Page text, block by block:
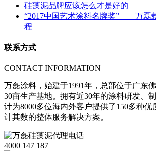
硅藻泥品牌应该怎么才是好的
“2017中国艺术涂料名牌奖”——万磊
程
联系方式
CONTACT INFORMATION
万磊涂料，始建于1991年，总部位于广东
30亩生产基地。拥有近30年的涂料研发、
计为8000多位海内外客户提供了150多种优
计其数的整体服务解决方案。
4000 147 187